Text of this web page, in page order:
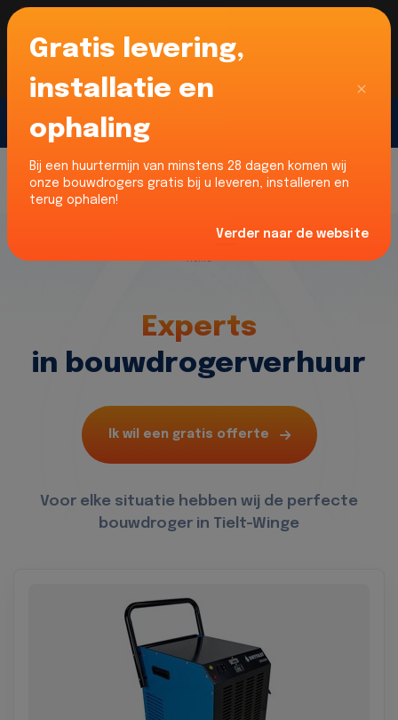
Voor onze Nederlandse klanten... Wij zijn maar
liefst 52% goedkoper dan verhuurders uit NL -
limburg en Noord-Brabant!
Home
Experts
in bouwdrogerverhuur
Ik wil een gratis offerte
Voor elke situatie hebben wij de perfecte
bouwdroger in Tielt-Winge
Gratis levering,
installatie en
ophaling
Bij een huurtermijn van minstens 28 dagen komen wij
onze bouwdrogers gratis bij u leveren, installeren en
terug ophalen!
Verder naar de website